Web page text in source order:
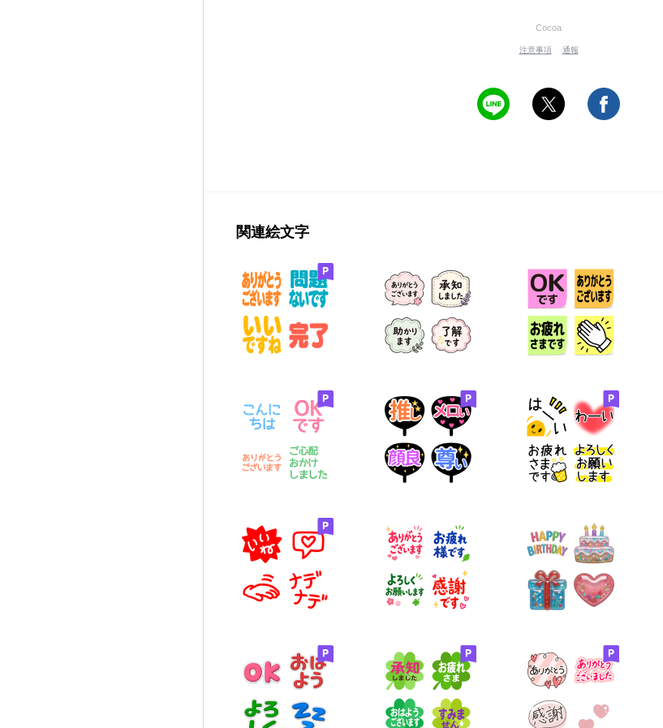
Cocoa
注意事項 通報
関連絵文字